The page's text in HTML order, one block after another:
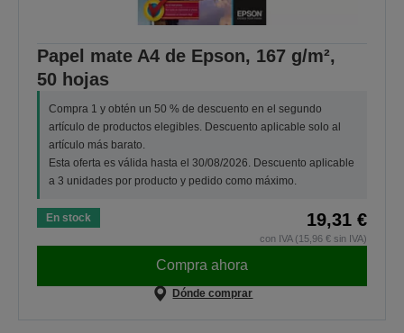
Papel mate A4 de Epson, 167 g/m²,
50 hojas
Compra 1 y obtén un 50 % de descuento en el segundo
artículo de productos elegibles. Descuento aplicable solo al
artículo más barato.
Esta oferta es válida hasta el 30/08/2026. Descuento aplicable
a 3 unidades por producto y pedido como máximo.
En stock 19,31 €
con IVA (15,96 € sin IVA)
Compra ahora
Dónde comprar